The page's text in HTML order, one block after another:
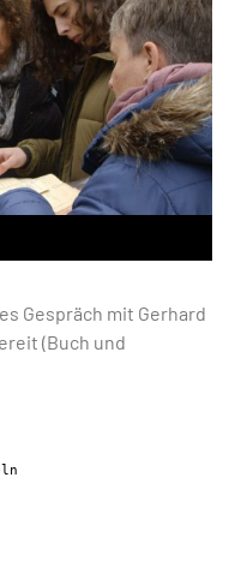
Gespräch mit Gerhard
(Buch und